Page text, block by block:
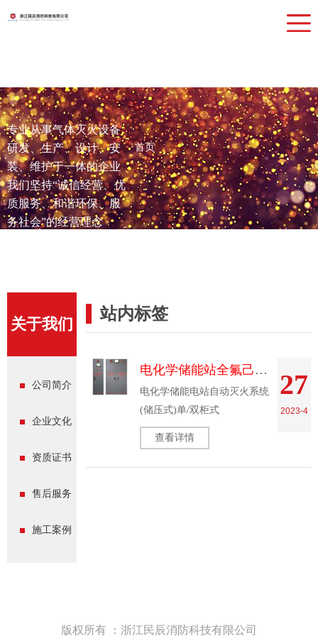
网站首页
检测设备
行业应用
新闻动态
联系我们
专业从事气体灭火设备
研发、生产、设计、安
装、维护于一体的企业
我们坚持“诚信经营、优
质服务、和谐环保、服
务社会”的经营理念
首页
关于我们
公司简介
企业文化
资质证书
售后服务
施工案例
站内标签
电化学储能站全氟己酮自动灭火系统
电化学储能电站自动灭火系统
(储压式)单/双柜式
查看详情
27
2023-4
版权所有 ：浙江民辰消防科技有限公司